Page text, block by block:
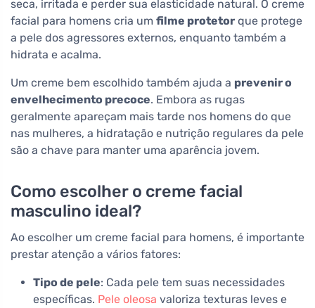
seca, irritada e perder sua elasticidade natural. O creme
facial para homens cria um filme protetor que protege
a pele dos agressores externos, enquanto também a
hidrata e acalma.
Um creme bem escolhido também ajuda a prevenir o
envelhecimento precoce. Embora as rugas
geralmente apareçam mais tarde nos homens do que
nas mulheres, a hidratação e nutrição regulares da pele
são a chave para manter uma aparência jovem.
Como escolher o creme facial
masculino ideal?
Ao escolher um creme facial para homens, é importante
prestar atenção a vários fatores:
Tipo de pele: Cada pele tem suas necessidades
específicas. Pele oleosa valoriza texturas leves e